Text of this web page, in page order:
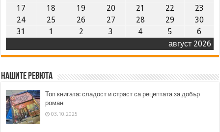
август 2026
17
18 19 20 21 22
23
24
25 26 27 28 29
30
31
1 2 3 4 5 6
Нашите ревюта
Топ книгата: сладост и страст са рецептата за добър
роман
03.10.2025